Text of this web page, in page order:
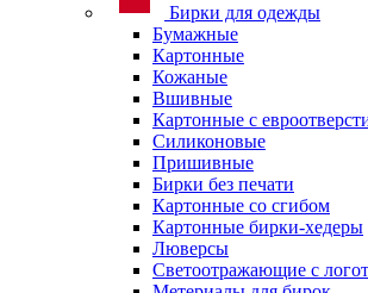
Бирки для одежды
Бумажные
Картонные
Кожаные
Вшивные
Картонные с
Силиконовые
Пришивные
Бирки без печати
Картонные со сгибом
Картонные бирки-хедеры
Люверсы
Светоотражающие с